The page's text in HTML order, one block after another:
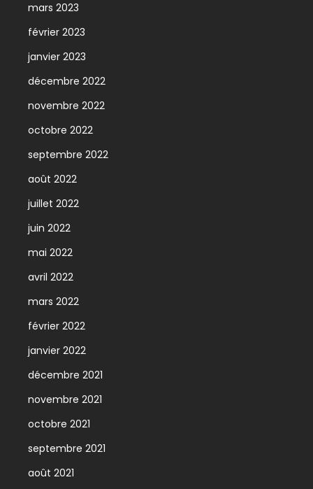
mars 2023
février 2023
janvier 2023
décembre 2022
novembre 2022
octobre 2022
septembre 2022
août 2022
juillet 2022
juin 2022
mai 2022
avril 2022
mars 2022
février 2022
janvier 2022
décembre 2021
novembre 2021
octobre 2021
septembre 2021
août 2021